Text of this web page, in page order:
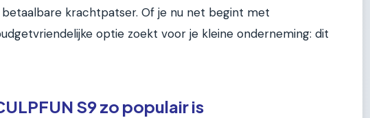
betaalbare krachtpatser. Of je nu net begint met
optie zoekt voor je kleine onderneming: dit
S9 zo populair is